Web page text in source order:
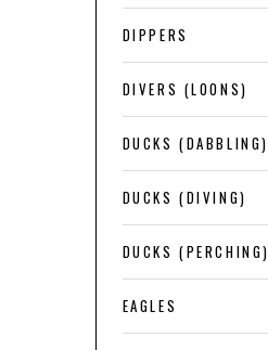
DIPPERS
DIVERS (LOONS)
DUCKS (DABBLING)
DUCKS (DIVING)
DUCKS (PERCHING)
EAGLES